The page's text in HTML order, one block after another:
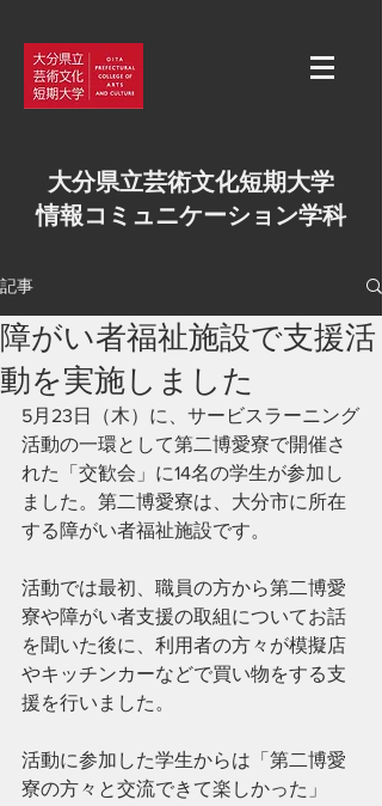
大分県立芸術文化短期大学
情報コミュニケーション学科
記事
障がい者福祉施設で支援活
動を実施しました
5月23日（木）に、サービスラーニング
活動の一環として第二博愛寮で開催さ
れた「交歓会」に14名の学生が参加し
ました。第二博愛寮は、大分市に所在
する障がい者福祉施設です。
活動では最初、職員の方から第二博愛
寮や障がい者支援の取組についてお話
を聞いた後に、利用者の方々が模擬店
やキッチンカーなどで買い物をする支
援を行いました。
活動に参加した学生からは「第二博愛
寮の方々と交流できて楽しかった」